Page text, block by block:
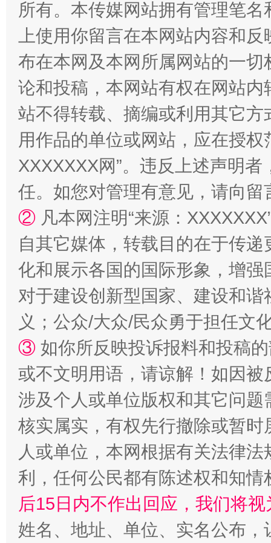
镜头丨大暑三秋近 山西：
如何以同查同治破解风腐交织难题 养老服
完善运行机制助力责任有效落实
所有。本传媒网站拥有管理笔
上使用你留言在本网站内容和
布在本网及本网所属网站的一
论和投稿，本网站有权在网站
站不得转载、摘编或利用其它
用作品的单位或网站，应在授
XXXXXXX网”。违反上述声明
任。如您对管理有意见，请向
② 凡本网注明“来源：
自其它媒体，转载目的在于传
化和展示各国的国际形象，增
对于建设创新型国家、建设和
义；公众/大众/民众勇于担任文
③ 如你所反映投诉报料和投稿
或不文明用语，请谅解！如因
涉及个人或单位版权和其它问题
核实属实，有权先行撤除或暂
人或单位，本网根据有关法律
利，任何公民都有陈述权和知情
后15日内不作出回应，我们将
姓名、地址、单位、实名公布